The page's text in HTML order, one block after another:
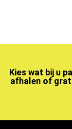
Kies wat bij u
afhalen of